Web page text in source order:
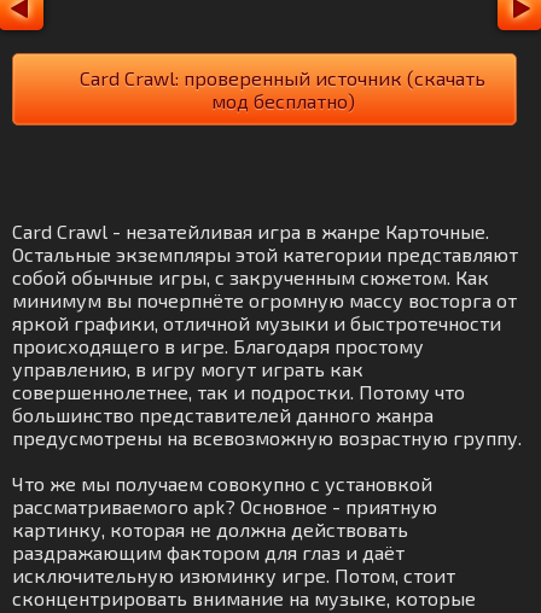
Card Crawl: проверенный источник (скачать
мод бесплатно)
Card Crawl - незатейливая игра в жанре Карточные.
Остальные экземпляры этой категории представляют
собой обычные игры, с закрученным сюжетом. Как
минимум вы почерпнёте огромную массу восторга от
яркой графики, отличной музыки и быстротечности
происходящего в игре. Благодаря простому
управлению, в игру могут играть как
совершеннолетнее, так и подростки. Потому что
большинство представителей данного жанра
предусмотрены на всевозможную возрастную группу.
Что же мы получаем совокупно с установкой
рассматриваемого apk? Основное - приятную
картинку, которая не должна действовать
раздражающим фактором для глаз и даёт
исключительную изюминку игре. Потом, стоит
сконцентрировать внимание на музыке, которые